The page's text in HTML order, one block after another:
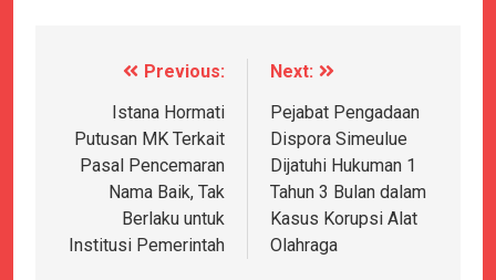
NavigasiPrevious:
Istana Hormati
Putusan MK Terkait
Pasal Pencemaran
Nama Baik, Tak
Berlaku untuk
Institusi Pemerintah
Next:
Pejabat Pengadaan
Dispora Simeulue
Dijatuhi Hukuman 1
Tahun 3 Bulan dalam
Kasus Korupsi Alat
Olahraga